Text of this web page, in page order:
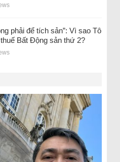
phải để tích sản”: Vì sao Tô
Bất Động sản thứ 2?